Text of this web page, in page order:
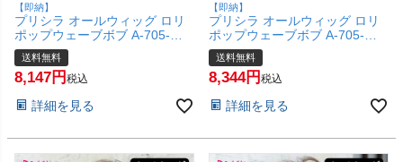
【即納】
プリシラ オールウィッグ ロリ
ポップウェーブボブ A-705-
TSG #耐熱シルキーグレージュ
【かつら 和装 コスプレ 医療用
自然 ゆるふわ おしゃれ かわい
心者向け 女性 】【宅配便送料
送料無料
8,147 税込
詳細を見る
【即納】
プリシラ オールウィッグ ロリ
ポップウェーブボブ A-705-
TCK #耐熱ショコラブラック
【かつら 和装 コスプレ 医療用
自然 ゆるふわ おしゃれ かわい
心者向け 女性 】【宅配便送料
送料無料
8,344 税込
詳細を見る